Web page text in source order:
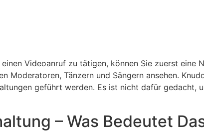
Videoanruf zu tätigen, können Sie zuerst eine
Moderatoren, Tänzern und Sängern ansehen.
geführt werden. Es ist nicht dafür gedacht,
– Was Bedeutet